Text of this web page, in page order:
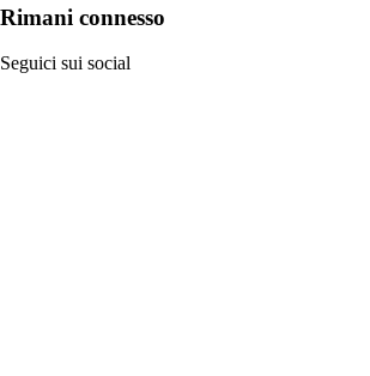
Rimani connesso
Seguici sui social